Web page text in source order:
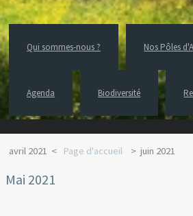
Qui sommes-nous ? Nos Pôles
Agenda Biodiversité
avril 2021 Page d'accueil juin 2021
Mai 2021